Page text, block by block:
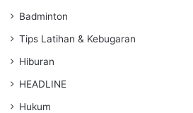
Badminton
Tips Latihan & Kebugaran
Hiburan
HEADLINE
Hukum